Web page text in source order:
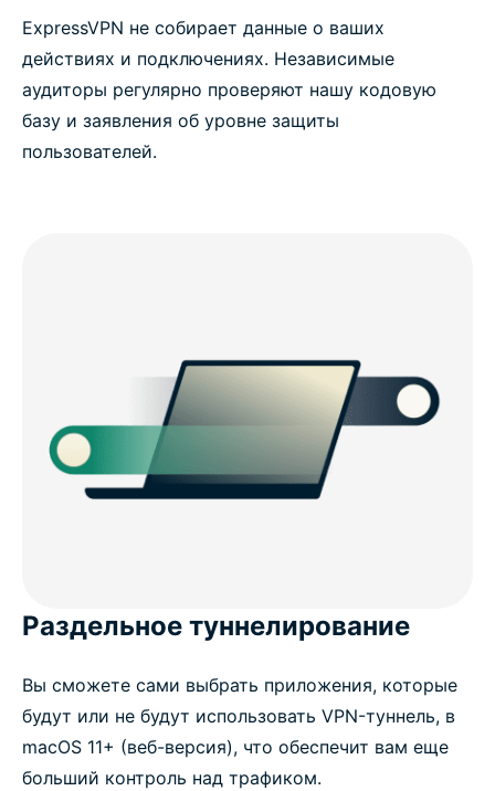
ExpressVPN не собирает данные о ваших
действиях и подключениях. Независимые
аудиторы регулярно проверяют нашу кодовую
базу и заявления об уровне защиты
пользователей.
Раздельное туннелирование
Вы сможете сами выбрать приложения, которые
будут или не будут использовать VPN-туннель, в
macOS 11+ (веб-версия), что обеспечит вам еще
больший контроль над трафиком.